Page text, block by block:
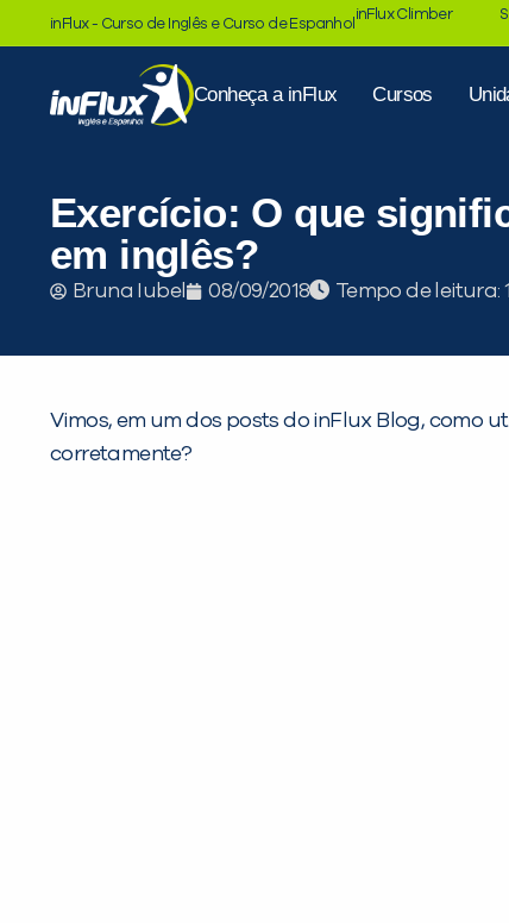
inFlux - Curso de Inglês e Curso de Espanhol
inFlux Climber
Conheça a inFlux Cursos
Exercício: O que
em inglês?
Bruna Iubel 08/09/2018 Tempo de leitura:
Vimos, em um dos posts do inFlux Blog, como
corretamente?